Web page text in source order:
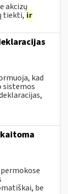
akcizų
tiekti, ir
kad
sistemos
permokose
be